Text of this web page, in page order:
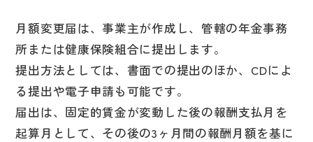
月額変更届は、事業主が作成し、管轄の年金事務
所または健康保険組合に提出します。
提出方法としては、書面での提出のほか、CDによ
る提出や電子申請も可能です。
届出は、固定的賃金が変動した後の報酬支払月を
起算月として、その後の3ヶ月間の報酬月額を基に